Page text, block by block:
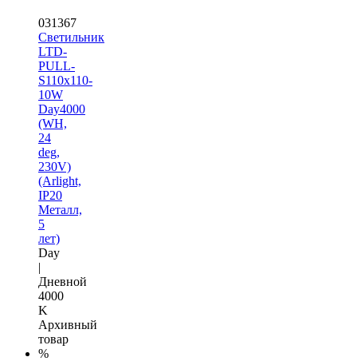
031367
Светильник
LTD-
PULL-
S110x110-
10W
Day4000
(WH,
24
deg,
230V)
(Arlight,
IP20
Металл,
5
лет)
Day
|
Дневной
4000
K
Архивный
товар
%